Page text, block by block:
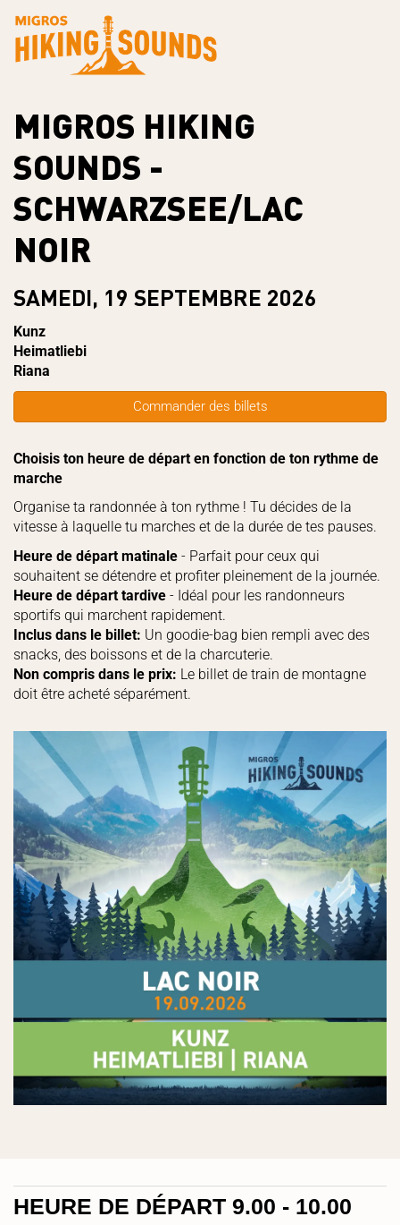
MIGROS HIKING
SOUNDS -
SCHWARZSEE/LAC
NOIR
SAMEDI, 19 SEPTEMBRE 2026
Kunz
Heimatliebi
Riana
Commander des billets
Choisis ton heure de départ en fonction de ton rythme de
marche
Organise ta randonnée à ton rythme ! Tu décides de la
vitesse à laquelle tu marches et de la durée de tes pauses.
Heure de départ matinale - Parfait pour ceux qui
souhaitent se détendre et profiter pleinement de la journée.
Heure de départ tardive - Idéal pour les randonneurs
sportifs qui marchent rapidement.
Inclus dans le billet: Un goodie-bag bien rempli avec des
snacks, des boissons et de la charcuterie.
Non compris dans le prix: Le billet de train de montagne
doit être acheté séparément.
HEURE DE DÉPART 9.00 - 10.00